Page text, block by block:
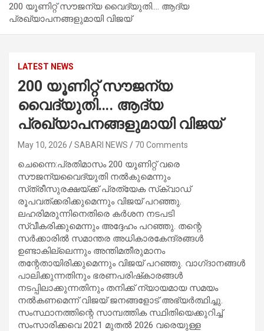
200 യൂണിറ്റ് സൗജന്യ വൈദ്യുതി…. ആദ്യ
പ്രഖ്യാപനങ്ങളുമായി വിജയ്
LATEST NEWS
200 യൂണിറ്റ് സൗജന്യ
വൈദ്യുതി…. ആദ്യ
പ്രഖ്യാപനങ്ങളുമായി വിജയ്
May 10, 2026 SABARI NEWS 70 Comments
ചെന്നൈ:പ്രതിമാസം 200 യൂണിറ്റ് വരെ
സൗജന്യവൈദ്യുതി നൽകുമെന്നും
സ്‌ത്രീസുരക്ഷയ്‌ക്ക് പ്രത്യേക സ്‌ക്വാഡ്
രൂപവത്‌ക്കരിക്കുമെന്നും വിജയ് പറഞ്ഞു.
ലഹരിമരുന്നിനെതിരെ കർശന നടപടി
സ്വീകരിക്കുമെന്നും അദ്ദേഹം പറഞ്ഞു. തന്റെ
സർക്കാരിൽ സമാന്തര അധികാരകേന്ദ്രങ്ങൾ
ഉണ്ടാകില്ലെന്നും അന്തിമതീരുമാനം
തന്റേതായിരിക്കുമെന്നും വിജയ് പറഞ്ഞു. വാഗ്‌ദാനങ്ങൾ
പാലിക്കുന്നതിനും ഭരണപരിഷ്‌കാരങ്ങൾ
നടപ്പിലാക്കുന്നതിനും തനിക്ക് ന്യായമായ സമയം
നൽകണമെന്ന് വിജയ് ജനങ്ങളോട് അഭ്യർത്ഥിച്ചു.
സംസ്ഥാനത്തിന്റെ സാമ്പത്തിക സ്ഥിതിയെക്കുറിച്ച്
സംസാരിക്കവെ 2021 മുതൽ 2026 വരെയുള്ള